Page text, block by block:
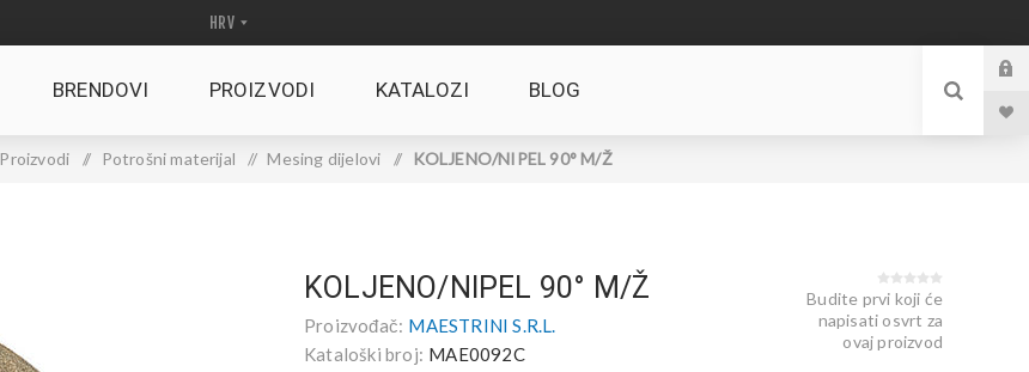
BRENDOVI PROIZVODI KATALOZI BLOG
Proizvodi / Potrošni materijal / Mesing dijelovi / KOLJENO/NIPEL 90° M/Ž
KOLJENO/NIPEL 90° M/Ž
Proizvođač: MAESTRINI S.R.L.
Kataloški broj: MAE0092C
Budite prvi koji će
napisati osvrt za
ovaj proizvod